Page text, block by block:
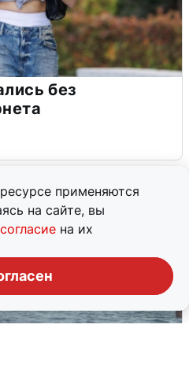
применяются
на сайте, вы
согласие на их
без